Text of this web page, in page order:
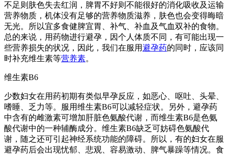
不足则肤色失去红润，脾胃不好则不能很好的消化吸收及运输
营养物质，机体没有足够的营养物质滋养，肤色也会变得晦暗
无光。所以宜多食健脾宜胃、补气、补血及气血双补的食物。
总的来说，用药物进行避孕，因个人体质不同，有可能出现一
些营养损失的状况，因此，我们在服用避孕药的同时，应该同
时补充维生素等营养素。
维生素B6
少数妇女在用药初期有类似早孕反应，如恶心、呕吐、头晕、
嗜睡、乏力等。服用维生素B6可以减轻症状。另外，避孕药
中含有的雌激素可增加肝脏色氨酸代谢，而维生素B6是色氨
酸代谢中的一种辅酶成分。维生素B6缺乏可妨碍色氨酸代
谢，随之还可引起神经系统功能的障碍。所以，有的妇女在服
避孕药后会出现忧郁、悲观、容易激动、脾气暴躁等情况。食